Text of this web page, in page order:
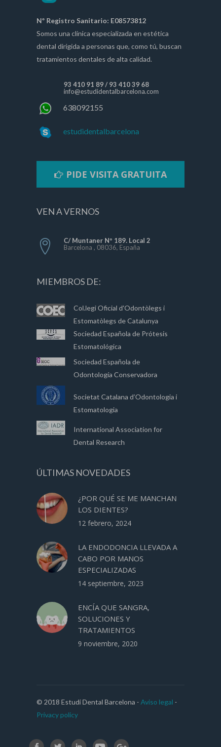
Nº Registro Sanitario: E08573812
Somos una clínica especializada en estética
dental dirigida a personas que, como tú, buscan
tratamientos dentales de alta calidad.
93 410 91 89/ 93 410 39 68
info@estudidentalbarcelona.com
638092155
estudidentalbarcelona
PIDE VISITA GRATUITA
VEN A VERNOS
C/ Muntaner Nº 189. Local 2
Barcelona , 08036, España
MIEMBROS DE:
Col.legi Oficial d'Odontòlegs i
Estomatòlegs de Catalunya
Sociedad Española de Prótesis
Estomatológica
Sociedad Española de
Odontología Conservadora
Societat Catalana d’Odontologia i
Estomatologia
International Association for
Dental Research
ÚLTIMAS NOVEDADES
¿POR QUÉ SE ME MANCHAN
LOS DIENTES?
12 febrero, 2024
LA ENDODONCIA LLEVADA A
CABO POR MANOS
ESPECIALIZADAS
14 septiembre, 2023
ENCÍA QUE SANGRA,
SOLUCIONES Y
TRATAMIENTOS
9 noviembre, 2020
© 2018 Estudi Dental Barcelona - Aviso legal -
Privacy policy